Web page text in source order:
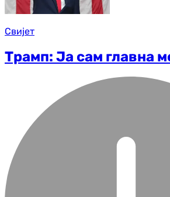
Свијет
Трамп: Ја сам главна